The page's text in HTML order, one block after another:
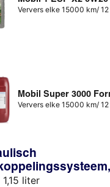
Ververs elke 15000 km/
Mobil Super 3000
Ververs elke 15000 km/
liter